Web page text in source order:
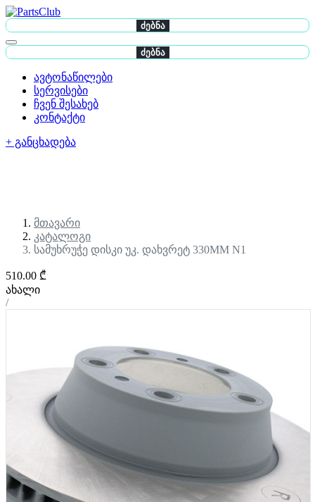
ძებნა
ძებნა
ავტონაწილები
სერვისები
ჩვენ შესახებ
კონტაქტი
+ განცხადება
მთავარი
კატალოგი
სამუხრუჭე დისკი უკ. დახვრეტ 330MM N1
510.00 ₾
ახალი
/